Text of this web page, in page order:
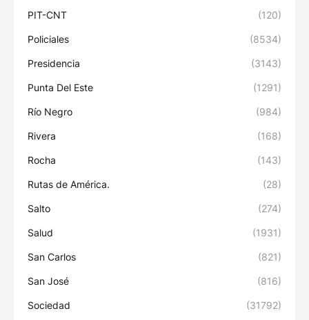
PIT-CNT (120)
Policiales (8534)
Presidencia (3143)
Punta Del Este (1291)
Río Negro (984)
Rivera (168)
Rocha (143)
Rutas de América. (28)
Salto (274)
Salud (1931)
San Carlos (821)
San José (816)
Sociedad (31792)